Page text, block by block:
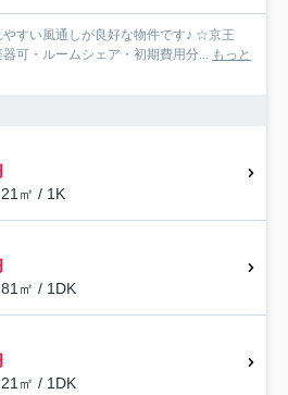
すい風通しが良好な物件です♪ ☆京王
可・ルームシェア・初期費用分... もっと
㎡ / 1K
㎡ / 1DK
㎡ / 1DK